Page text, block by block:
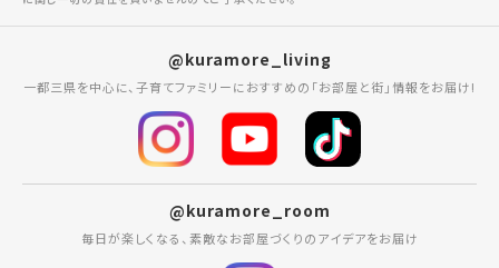
@kuramore_living
一都三県を中心に、子育てファミリーにおすすめの「お部屋と街」情報をお届け!
@kuramore_room
毎日が楽しくなる、素敵なお部屋づくりのアイデアをお届け